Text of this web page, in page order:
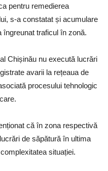
pentru remedierea
s-a constatat și acumulare
îngreunat traficul în zonă.
Chișinău nu execută lucrări
avarii la rețeaua de
procesului tehnologic
că în zona respectivă
de săpătură în ultima
situației.